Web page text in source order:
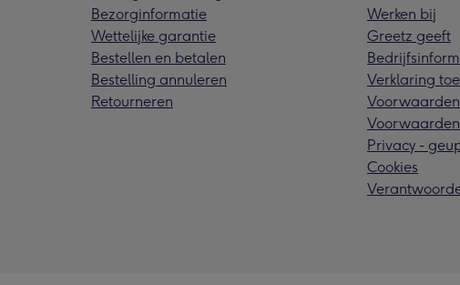
Bezorginformatie
Wettelijke garantie
Bestellen en betalen
Bestelling annuleren
Retourneren
Werken bij
Greetz geeft
Verklaring
Privacy -
Cookies